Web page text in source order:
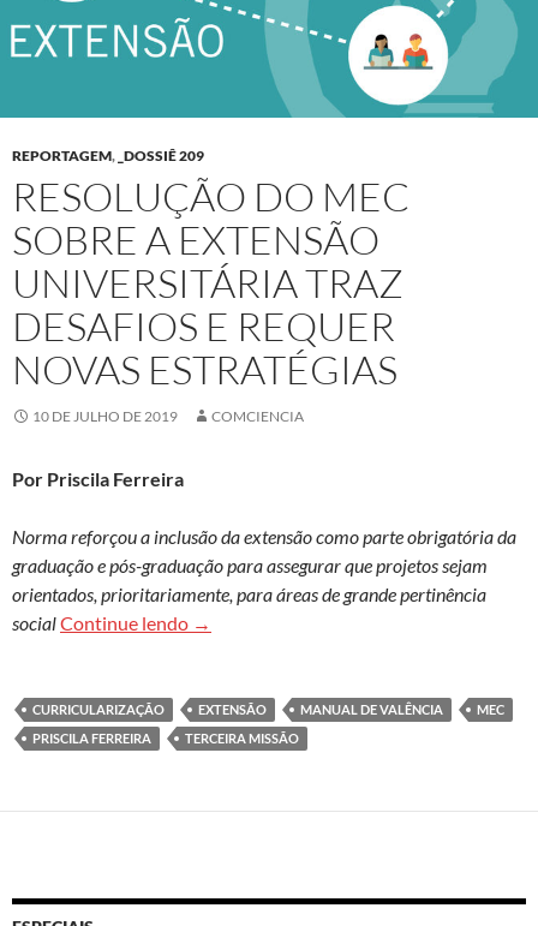
REPORTAGEM, _DOSSIÊ 209
RESOLUÇÃO DO MEC
SOBRE A EXTENSÃO
UNIVERSITÁRIA TRAZ
DESAFIOS E REQUER
NOVAS ESTRATÉGIAS
10 DE JULHO DE 2019 COMCIENCIA
Por Priscila Ferreira
Norma reforçou a inclusão da extensão como parte obrigatória da
graduação e pós-graduação para assegurar que projetos sejam
orientados, prioritariamente, para áreas de grande pertinência
socialContinue lendo Resolução do MEC sobre a extensão
→
CURRICULARIZAÇÃO EXTENSÃO MANUAL DE VALÊNCIA
MEC
PRISCILA FERREIRA
TERCEIRA MISSÃO